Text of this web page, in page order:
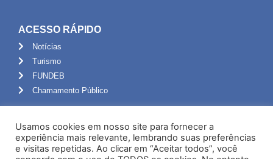
ACESSO RÁPIDO
Notícias
Turismo
FUNDEB
Chamamento Público
Portal do Servidor
Webmail
Usamos cookies em nosso site para fornecer a
experiência mais relevante, lembrando suas preferências
e visitas repetidas. Ao clicar em “Aceitar todos”, você